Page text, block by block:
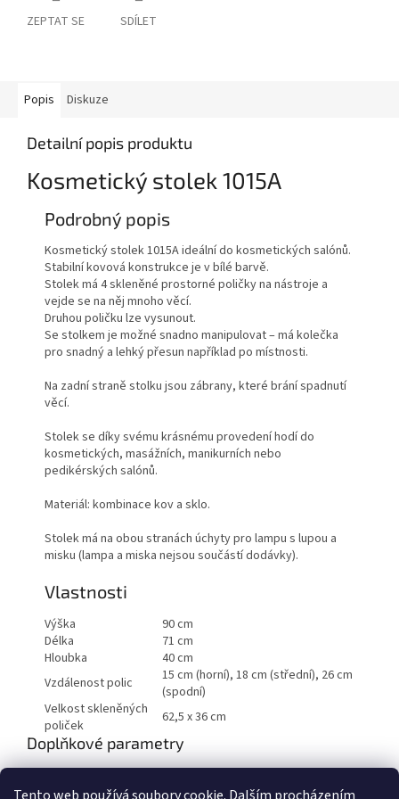
ZEPTAT SE SDÍLET
Popis Diskuze
Detailní popis produktu
Kosmetický stolek 1015A
Podrobný popis
Kosmetický stolek 1015A ideální do kosmetických salónů.
Stabilní kovová konstrukce je v bílé barvě.
Stolek má 4 skleněné prostorné poličky na nástroje a
vejde se na něj mnoho věcí.
Druhou poličku lze vysunout.
Se stolkem je možné snadno manipulovat – má kolečka
pro snadný a lehký přesun například po místnosti.
Na zadní straně stolku jsou zábrany, které brání spadnutí
věcí.
Stolek se díky svému krásnému provedení hodí do
kosmetických, masážních, manikurních nebo
pedikérských salónů.
Materiál: kombinace kov a sklo.
Stolek má na obou stranách úchyty pro lampu s lupou a
misku (lampa a miska nejsou součástí dodávky).
Vlastnosti
Výška
90 cm
Délka
71 cm
Hloubka
40 cm
Vzdálenost polic
15 cm (horní), 18 cm (střední), 26 cm
(spodní)
Velkost skleněných
poliček
62,5 x 36 cm
Doplňkové parametry